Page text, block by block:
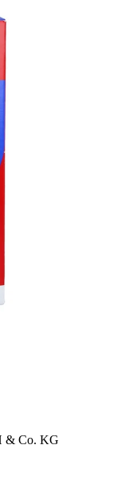
& Co. KG